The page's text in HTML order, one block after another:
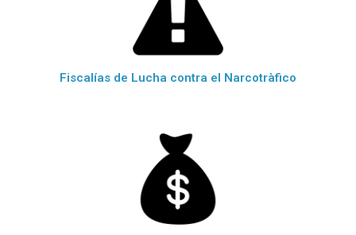
Fiscalías de Lucha contra el Narcotràfico